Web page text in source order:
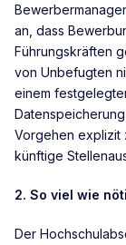
an, dass
Führungskräften
von Unbefugten
einem
Vorgehen explizit
künftige
2. So viel wie
Der